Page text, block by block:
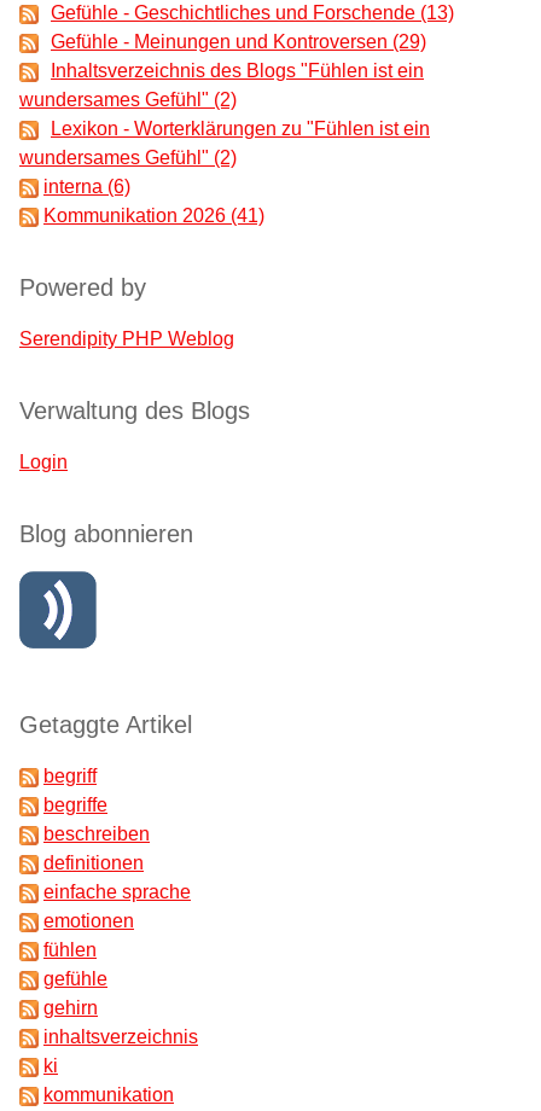
Gefühle - Geschichtliches und Forschende (13)
Gefühle - Meinungen und Kontroversen (29)
Inhaltsverzeichnis des Blogs "Fühlen ist ein
wundersames Gefühl" (2)
Lexikon - Worterklärungen zu "Fühlen ist ein
wundersames Gefühl" (2)
interna (6)
Kommunikation 2026 (41)
Powered by
Serendipity PHP Weblog
Verwaltung des Blogs
Login
Blog abonnieren
Getaggte Artikel
begriff
begriffe
beschreiben
definitionen
einfache sprache
emotionen
fühlen
gefühle
gehirn
inhaltsverzeichnis
ki
kommunikation